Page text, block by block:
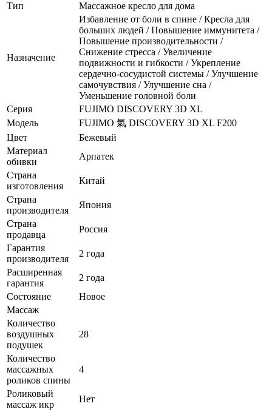
Тип
Массажное кресло для дома
Назначение
Избавление от боли в спине / Кресла для
больших людей / Повышение иммунитета /
Повышение производительности /
Снижение стресса / Увеличение
подвижности и гибкости / Укрепление
сердечно-сосудистой системы / Улучшение
самочувствия / Улучшение сна /
Уменьшение головной боли
Серия
FUJIMO DISCOVERY 3D XL
Модель
FUJIMO 氣 DISCOVERY 3D XL F200
Цвет
Бежевый
Материал
обивки
Арпатек
Страна
изготовления
Китай
Страна
производителя
Япония
Страна
продавца
Россия
Гарантия
производителя
2 года
Расширенная
гарантия
2 года
Состояние
Новое
Массаж
Количество
воздушных
подушек
28
Количество
массажных
роликов спины
4
Роликовый
массаж икр
Нет